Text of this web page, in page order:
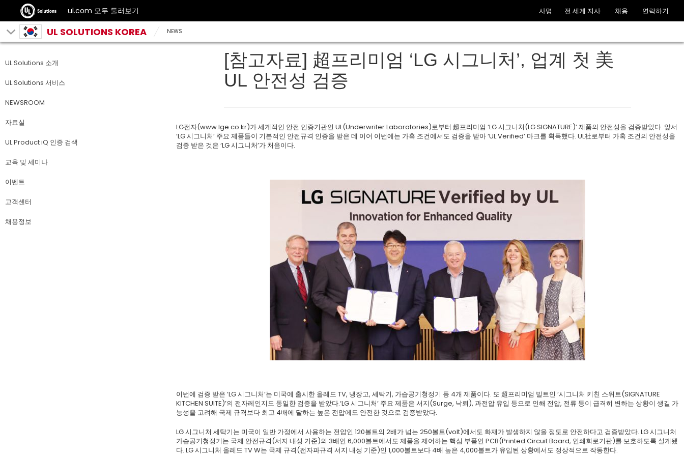
ul.com 모두 둘러보기 사명 전 세계 지사 채용 연락하기
UL SOLUTIONS KOREA NEWS
UL Solutions 소개
UL Solutions 서비스
NEWSROOM
자료실
UL Product iQ 인증 검색
교육 및 세미나
이벤트
고객센터
채용정보
[참고자료] 超프리미엄 ‘LG 시그니처’, 업계 첫 美
UL 안전성 검증
LG전자(www.lge.co.kr)가 세계적인 안전 인증기관인 UL(Underwriter Laboratories)로부터 超프리미엄 ‘LG 시그니처(LG SIGNATURE)’ 제품의 안전성을 검증받았다. 앞서
‘LG 시그니처’ 주요 제품들이 기본적인 안전규격 인증을 받은 데 이어 이번에는 가혹 조건에서도 검증을 받아 ‘UL Verified’ 마크를 획득했다. UL社로부터 가혹 조건의 안전성을
검증 받은 것은 ‘LG 시그니처’가 처음이다.
이번에 검증 받은 ‘LG 시그니처’는 미국에 출시한 올레드 TV, 냉장고, 세탁기, 가습공기청정기 등 4개 제품이다. 또 超프리미엄 빌트인 ‘시그니처 키친 스위트(SIGNATURE
KITCHEN SUITE)’의 전자레인지도 동일한 검증을 받았다.‘LG 시그니처’ 주요 제품은 서지(Surge, 낙뢰), 과전압 유입 등으로 인해 전압, 전류 등이 급격히 변하는 상황이 생길 가
능성을 고려해 국제 규격보다 최고 4배에 달하는 높은 전압에도 안전한 것으로 검증받았다.
LG 시그니처 세탁기는 미국이 일반 가정에서 사용하는 전압인 120볼트의 2배가 넘는 250볼트(volt)에서도 화재가 발생하지 않을 정도로 안전하다고 검증받았다. LG 시그니처
가습공기청정기는 국제 안전규격(서지 내성 기준)의 3배인 6,000볼트에서도 제품을 제어하는 핵심 부품인 PCB(Printed Circuit Board, 인쇄회로기판)를 보호하도록 설계됐
다. LG 시그니처 올레드 TV W는 국제 규격(전자파규격 서지 내성 기준)인 1,000볼트보다 4배 높은 4,000볼트가 유입된 상황에서도 정상적으로 작동한다.